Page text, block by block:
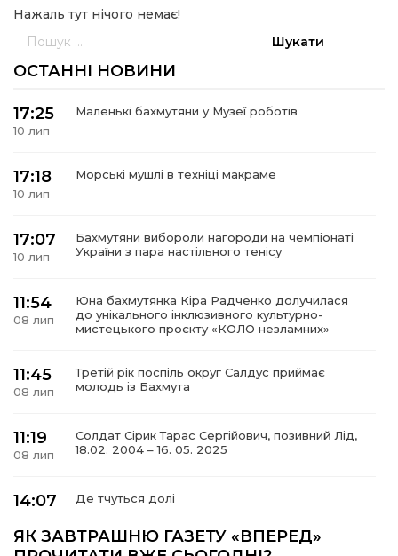
новини
місія
Нажаль тут нічого немає!
ОСТАННІ НОВИНИ
17:25
10 лип
Маленькі бахмутяни у Музеї роботів
17:18
10 лип
Морські мушлі в техніці макраме
17:07
10 лип
Бахмутяни вибороли нагороди на чемпіонаті
України з пара настільного тенісу
11:54
08 лип
Юна бахмутянка Кіра Радченко долучилася
до унікального інклюзивного культурно-
мистецького проєкту «КОЛО незламних»
11:45
08 лип
Третій рік поспіль округ Салдус приймає
молодь із Бахмута
11:19
08 лип
Солдат Сірик Тарас Сергійович, позивний Лід,
18.02. 2004 – 16. 05. 2025
14:07 Де тчуться долі
ЯК ЗАВТРАШНЮ ГАЗЕТУ «ВПЕРЕД»